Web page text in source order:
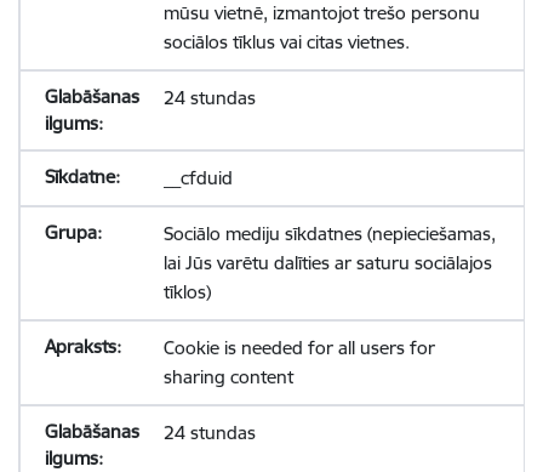
mūsu vietnē, izmantojot trešo personu
sociālos tīklus vai citas vietnes.
24 stundas
__cfduid
Sociālo mediju sīkdatnes (nepieciešamas,
lai Jūs varētu dalīties ar saturu sociālajos
tīklos)
Cookie is needed for all users for
sharing content
24 stundas